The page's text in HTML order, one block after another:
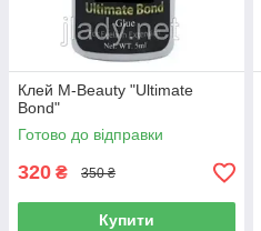
Клей M-Beauty "Ultimate
Bond"
Готово до відправки
320 ₴ 350 ₴
Купити